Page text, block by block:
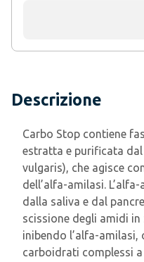
Descrizione
Carbo Stop contiene
estratta e purificata
vulgaris), che agisce
dell’alfa-amilasi.
dalla saliva e dal
scissione degli amidi in
inibendo l’alfa-
carboidrati complessi